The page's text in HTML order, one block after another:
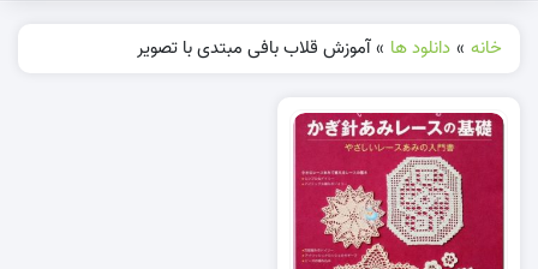
خانه » دانلود ها » آموزش قلاب بافی مبتدی با تصویر